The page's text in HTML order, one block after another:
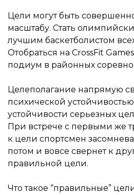
Цели могут быть
масштабу. Стать
лучшим баскетболистом
Отобраться на CrossFit
подиум в районных
Целеполагание напрямую
психической
устойчивости серьезных
При встрече с первыми же
к цели спортсмен
потом и вовсе свернет к
правильной цели.
Что такое “правильные”